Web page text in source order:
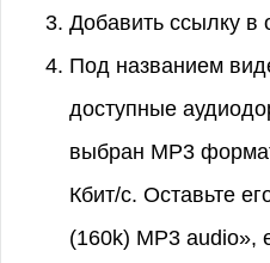
Добавить ссылку в
Под названием
доступные
выбран MP3
Кбит/с. Оставьте
(160k) MP3 audio»,